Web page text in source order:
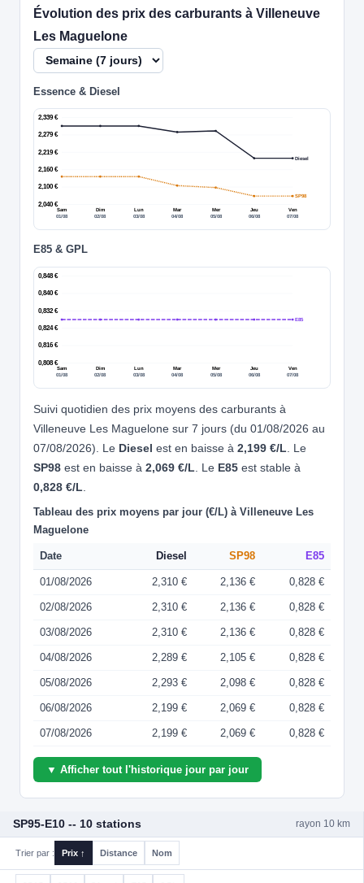
Évolution des prix des carburants à Villeneuve
Les Maguelone
Essence & Diesel
2,040 €
2,100 €
2,160 €
2,219 €
2,279 €
2,339 €
Sam
01/08
Dim
02/08
Lun
03/08
Mar
04/08
Mer
05/08
Jeu
06/08
Ven
07/08
Diesel
SP98
E85 & GPL
0,808 €
0,816 €
0,824 €
0,832 €
0,840 €
0,848 €
Sam
01/08
Dim
02/08
Lun
03/08
Mar
04/08
Mer
05/08
Jeu
06/08
Ven
07/08
E85
Suivi quotidien des prix moyens des carburants à
Villeneuve Les Maguelone sur 7 jours (du 01/08/2026 au
07/08/2026). Le Diesel est en baisse à 2,199 €/L. Le
SP98 est en baisse à 2,069 €/L. Le E85 est stable à
0,828 €/L.
Tableau des prix moyens par jour (€/L) à Villeneuve Les
Maguelone
Date Diesel SP98 E85
01/08/2026 2,310 € 2,136 € 0,828 €
02/08/2026 2,310 € 2,136 € 0,828 €
03/08/2026 2,310 € 2,136 € 0,828 €
04/08/2026 2,289 € 2,105 € 0,828 €
05/08/2026 2,293 € 2,098 € 0,828 €
06/08/2026 2,199 € 2,069 € 0,828 €
07/08/2026 2,199 € 2,069 € 0,828 €
▼ Afficher tout l'historique jour par jour
SP95-E10 -- 10 stations rayon 10 km
Trier par : Prix ↑ Distance Nom